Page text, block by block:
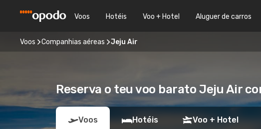
Voos Hotéis Voo + Hotel Aluguer de carros
Voos Companhias aéreas Jeju Air
Reserva o teu voo barato Jeju Air
Voos Hotéis Voo + Hotel